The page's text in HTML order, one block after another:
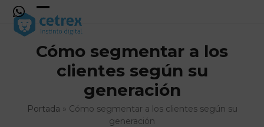
Skip
content
Open
mobile
menu
Close
mobile
menu
Cómo segmentar a los
clientes según su
generación
Portada » Cómo segmentar a los clientes según su
generación